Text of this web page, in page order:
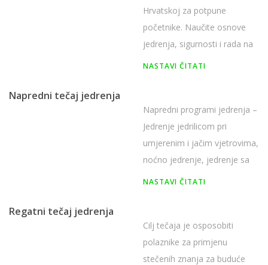
Hrvatskoj za potpune
početnike. Naučite osnove
jedrenja, sigurnosti i rada na
jedrilici uz certificirane
NASTAVI ČITATI
Napredni tečaj jedrenja
Napredni programi jedrenja –
Jedrenje jedrilicom pri
umjerenim i jačim vjetrovima,
noćno jedrenje, jedrenje sa
Spinakerom i Gennakerom,
NASTAVI ČITATI
Regatni tečaj jedrenja
Cilj tečaja je osposobiti
polaznike za primjenu
stečenih znanja za buduće